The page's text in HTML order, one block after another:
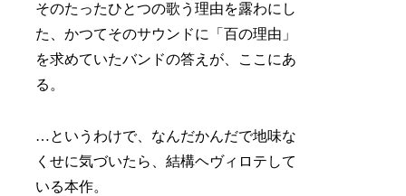
そのたったひとつの歌う理由を露わにし
た、かつてそのサウンドに「百の理由」
を求めていたバンドの答えが、ここにあ
る。
…というわけで、なんだかんだで地味な
くせに気づいたら、結構ヘヴィロテして
いる本作。